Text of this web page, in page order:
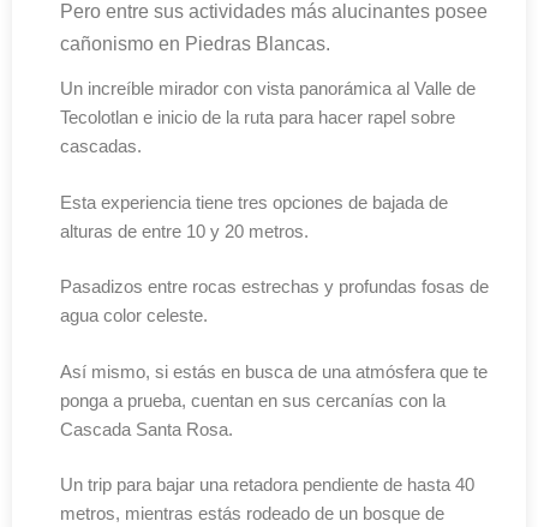
Pero entre sus actividades más alucinantes posee
cañonismo en Piedras Blancas.
Un increíble mirador con vista panorámica al Valle de
Tecolotlan e inicio de la ruta para hacer rapel sobre
cascadas.
Esta experiencia tiene tres opciones de bajada de
alturas de entre 10 y 20 metros.
Pasadizos entre rocas estrechas y profundas fosas de
agua color celeste.
Así mismo, si estás en busca de una atmósfera que te
ponga a prueba, cuentan en sus cercanías con la
Cascada Santa Rosa.
Un trip para bajar una retadora pendiente de hasta 40
metros, mientras estás rodeado de un bosque de